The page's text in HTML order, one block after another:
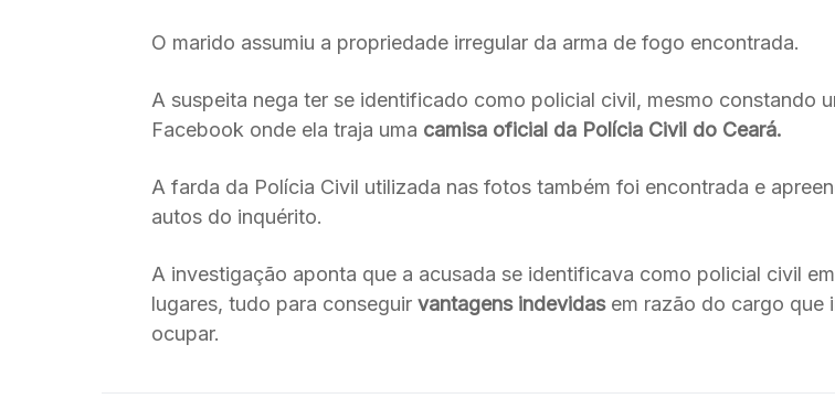
O marido assumiu a propriedade irregular da arma de fogo encontrada.
A suspeita nega ter se identificado como policial civil, mesmo constando
Facebook onde ela traja uma camisa oficial da Polícia Civil do Ceará.
A farda da Polícia Civil utilizada nas fotos também foi encontrada e
autos do inquérito.
A investigação aponta que a acusada se identificava como policial civil
lugares, tudo para conseguir vantagens indevidasem razão do cargo que
ocupar.